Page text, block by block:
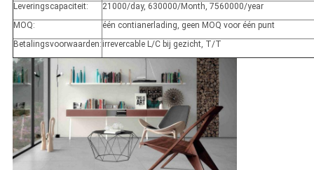
Leveringscapaciteit:
21000/day, 630000/Month, 7560000/year
MOQ:
één contianerlading, geen MOQ voor één punt
Betalingsvoorwaarden: irrevercable L/C bij gezicht, T/T